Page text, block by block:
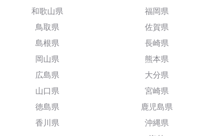
和歌山県
鳥取県
島根県
岡山県
広島県
山口県
徳島県
香川県
福岡県
佐賀県
長崎県
熊本県
大分県
宮崎県
鹿児島県
沖縄県